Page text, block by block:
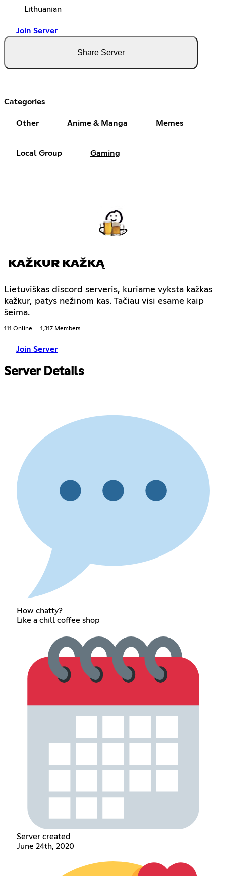
Lithuanian
Join Server
Share Server
Categories
Other Anime & Manga Memes
Local Group Gaming
KAŽKUR KAŽKĄ
Lietuviškas discord serveris, kuriame vyksta kažkas
kažkur, patys nežinom kas. Tačiau visi esame kaip
šeima.
111 Online 1,317 Members
Join Server
Server Details
How chatty?
Like a chill coffee shop
Server created
June 24th, 2020